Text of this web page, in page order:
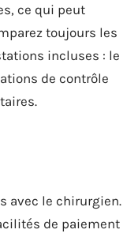
ce qui peut
toujours les
incluses : le
de contrôle
avec le chirurgien.
de paiement